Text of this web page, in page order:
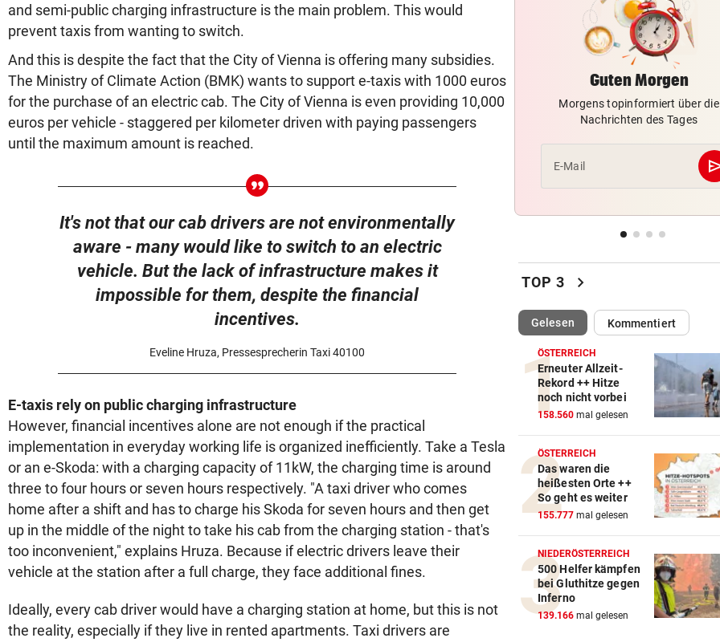
and semi-public charging infrastructure is the main problem. This would
prevent taxis from wanting to switch.
And this is despite the fact that the City of Vienna is offering many subsidies.
The Ministry of Climate Action (BMK) wants to support e-taxis with 1000 euros
for the purchase of an electric cab. The City of Vienna is even providing 10,000
euros per vehicle - staggered per kilometer driven with paying passengers
until the maximum amount is reached.
It's not that our cab drivers are not environmentally
aware - many would like to switch to an electric
vehicle. But the lack of infrastructure makes it
impossible for them, despite the financial
incentives.
Eveline Hruza, Pressesprecherin Taxi 40100
E-taxis rely on public charging infrastructure
However, financial incentives alone are not enough if the practical
implementation in everyday working life is organized inefficiently. Take a Tesla
or an e-Skoda: with a charging capacity of 11kW, the charging time is around
three to four hours or seven hours respectively. "A taxi driver who comes
home after a shift and has to charge his Skoda for seven hours and then get
up in the middle of the night to take his cab from the charging station - that's
too inconvenient," explains Hruza. Because if electric drivers leave their
vehicle at the station after a full charge, they face additional fines.
Ideally, every cab driver would have a charging station at home, but this is not
the reality, especially if they live in rented apartments. Taxi drivers are
VORWÜRFE UND TRÄNEN vor
Ex-Weltmeisterin: „Dann
heute gelähmt!“
TRAUER UM 26-JÄHRIGE vor
TikTokerin Sydney Towle
Kampf gegen Krebs
vor
Haftbefehle aufgehoben
Arbeiter fing im Schlosspark
Laxenburg Feuer
IM EU-VERGLEICH
Österreich liegt bei E-
deutlich zurück
KÄRNTNERIN IN DEN USA vor
Kurios! WM-Starterin lernte
Youtube das Gehen
BEI IVF-BEHANDLUNGEN vor
Hitze kann die Anzahl der
verringern
BEI VISUM-ANTRAG
USA wollen Reisende online
genauer durchleuchten
INFERNO IM HOCHTAL vor
Guten Morgen
Morgens topinformiert über die
Nachrichten des Tages
E-Mail
TOP 3 chevron_right
Gelesen(ausgewählt)Kommentiert
ÖSTERREICH
Erneuter Allzeit-
Rekord ++ Hitze
noch nicht vorbei
158.560 mal gelesen
ÖSTERREICH
Das waren die
heißesten Orte ++
So geht es weiter
155.777 mal gelesen
NIEDERÖSTERREICH
500 Helfer kämpfen
bei Gluthitze gegen
Inferno
139.166 mal gelesen